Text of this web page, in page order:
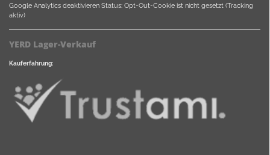
Google Analytics deaktivieren Status: Opt-Out-Cookie ist nicht gesetzt (Tracking
aktiv)
YERD Lager-Verkauf
Kauferfahrung: